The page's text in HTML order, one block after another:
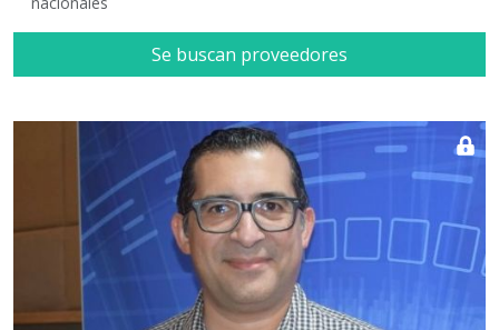
Se buscan proveedores